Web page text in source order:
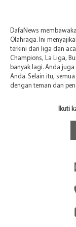
DafaNews
Olahraga. Ini
terkini dari liga dan
Champions, La Liga,
banyak lagi. Anda
Anda. Selain itu,
dengan teman dan
Ikuti